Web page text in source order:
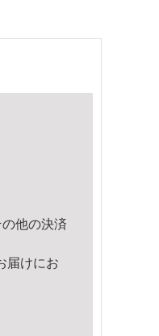
他の決済
届けにお